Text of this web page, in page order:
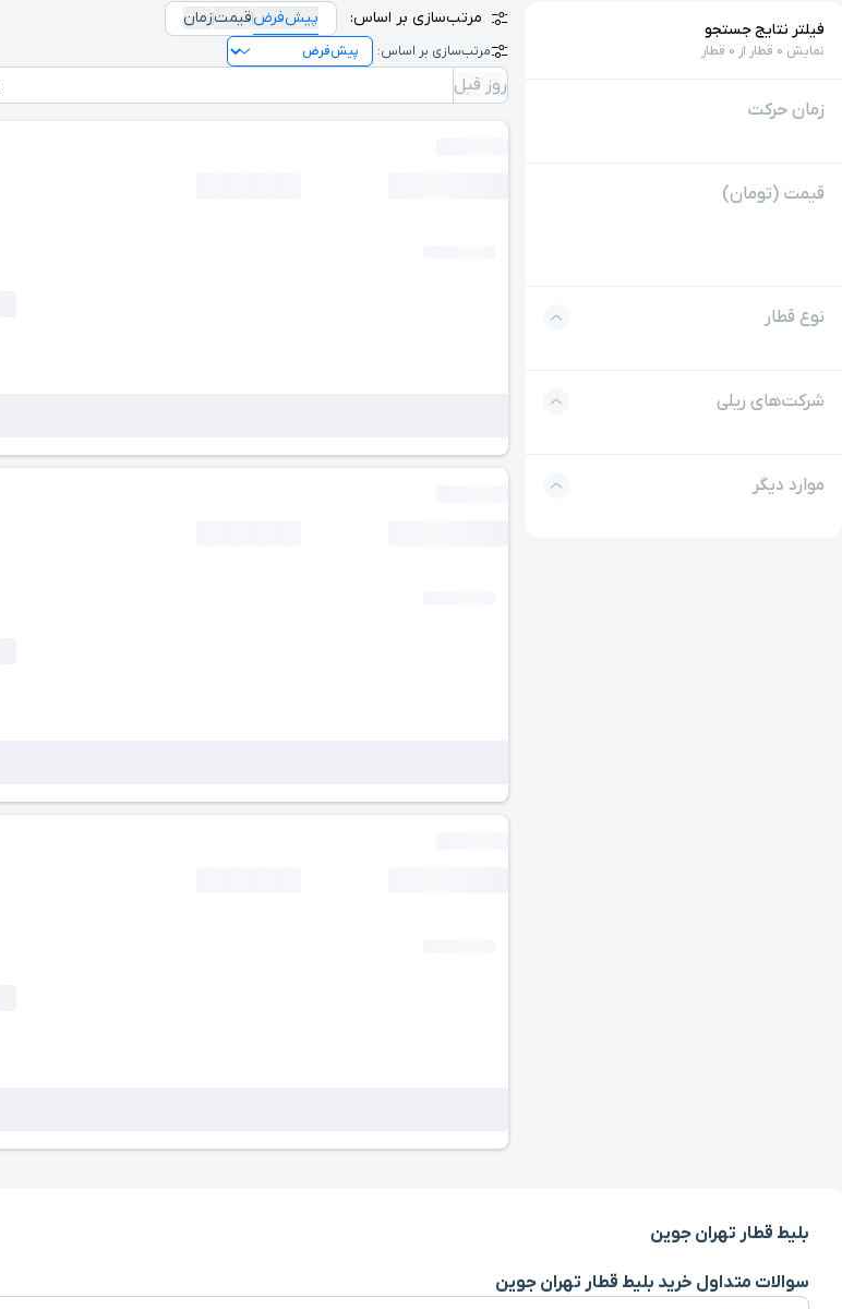
فیلتر نتایج جستجو
نمایش 0 قطار از 0 قطار
زمان حرکت
قیمت (تومان)
نوع قطار
شرکت‌های ریلی
موارد دیگر
مرتب‌سازی بر اساس: پیش‌فرضقیمتزمان
مرتب‌سازی بر اساس:
روز قبل
بلیط قطار تهران جوین
سوالات متداول خرید بلیط قطار تهران جوین